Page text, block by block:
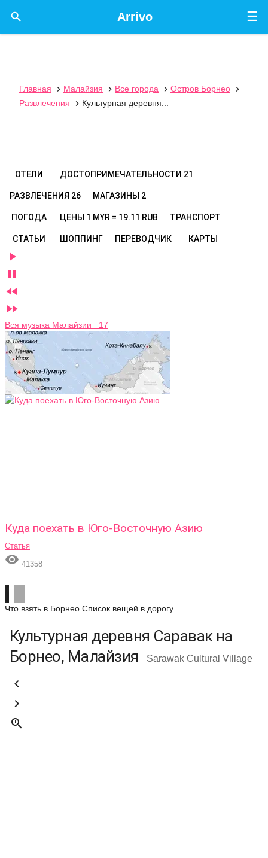
☰
Arrivo

Главная  Малайзия  Все города  Остров Борнео

Развлечения
 Культурная деревня...
ОТЕЛИ ДОСТОПРИМЕЧАТЕЛЬНОСТИ 21
РАЗВЛЕЧЕНИЯ 26 МАГАЗИНЫ 2
ПОГОДА ЦЕНЫ 1 MYR = 19.11 RUB ТРАНСПОРТ
СТАТЬИ ШОППИНГ ПЕРЕВОДЧИК КАРТЫ




Вся музыка Малайзии 17
Куда поехать в Юго-Восточную Азию
Статья
 41358
Что взять в Борнео Список вещей в дорогу
Культурная деревня Саравак на
Борнео, Малайзия
Sarawak Cultural Village


